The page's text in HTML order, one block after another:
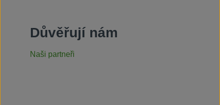
Důvěřují nám
Naši partneři